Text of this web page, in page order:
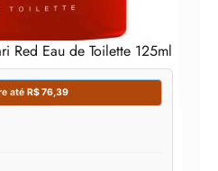
Red Eau de Toilette 125ml